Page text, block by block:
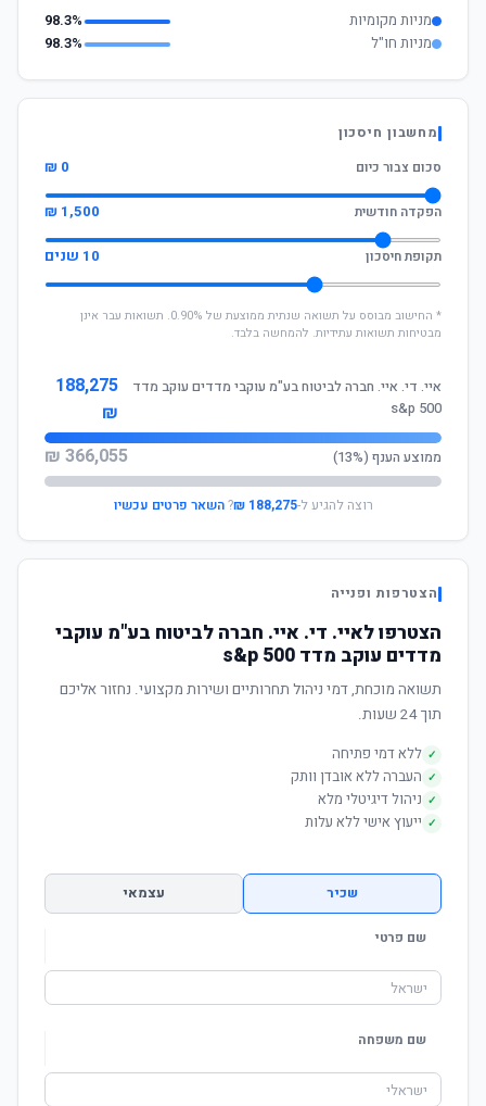
מניות מקומיות
98.3%
מניות חו"ל
98.3%
מחשבון חיסכון
סכום צבור כיום
0 ₪
הפקדה חודשית 1,500 ₪
תקופת חיסכון 10 שנים
* החישוב מבוסס על תשואה שנתית ממוצעת של 0.90%. תשואות עבר אינן
מבטיחות תשואות עתידיות. להמחשה בלבד.
איי. די. איי. חברה לביטוח בע"מ עוקבי מדדים עוקב מדד
s&p 500
188,275
₪
ממוצע הענף (13%) 366,055 ₪
רוצה להגיע ל-188,275 ₪
?השאר פרטים עכשיו
הצטרפות ופנייה
הצטרפו לאיי. די. איי. חברה לביטוח בע"מ עוקבי
מדדים עוקב מדד s&p 500
תשואה מוכחת, דמי ניהול תחרותיים ושירות מקצועי. נחזור אליכם
תוך 24 שעות.
✓ ללא דמי פתיחה
✓ העברה ללא אובדן וותק
✓ ניהול דיגיטלי מלא
✓ ייעוץ אישי ללא עלות
שכיר עצמאי
שם פרטי
שם משפחה